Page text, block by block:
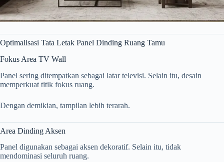
Optimalisasi Tata Letak Panel Dinding Ruang Tamu
Fokus Area TV Wall
Panel sering ditempatkan sebagai latar televisi. Selain itu, desain
memperkuat titik fokus ruang.
Dengan demikian, tampilan lebih terarah.
Area Dinding Aksen
Panel digunakan sebagai aksen dekoratif. Selain itu, tidak
mendominasi seluruh ruang.